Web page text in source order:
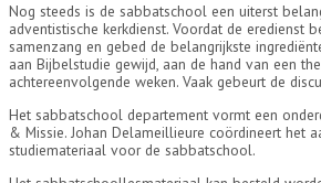
Nog steeds is de sabbatschool een uiterst
adventistische kerkdienst. Voordat de eredienst
samenzang en gebed de belangrijkste
aan Bijbelstudie gewijd, aan de hand van een
achtereenvolgende weken. Vaak gebeurt de
Het sabbatschool departement vormt een
& Missie. Johan Delameillieure coördineert het
studiemateriaal voor de sabbatschool.